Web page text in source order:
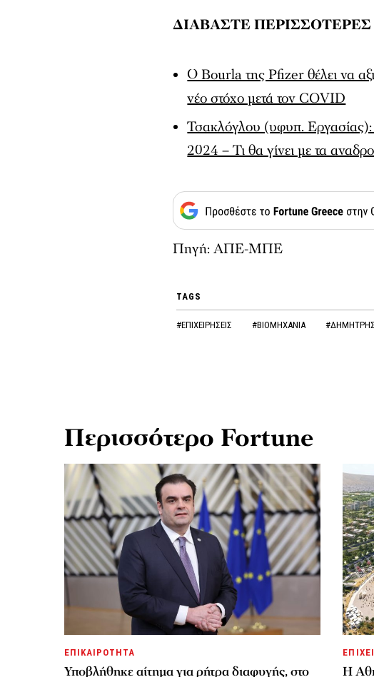
ΔΙΑΒΑΣΤΕ ΠΕΡΙΣΣΟΤΕΡΕΣ
Ο Bourla της Pfizer θέλει να
νέο στόχο μετά τον COVID
Τσακλόγλου (υφυπ. Εργασίας):
2024 – Τι θα γίνει με τα
Πηγή: ΑΠΕ-ΜΠΕ
TAGS
#ΕΠΙΧΕΙΡΗΣΕΙΣ #ΒΙΟΜΗΧΑΝΙΑ
Περισσότερο Fortune
ΕΠΙΚΑΙΡΟΤΗΤΑ
Υποβλήθηκε αίτημα για ρήτρα διαφυγής, στο Η